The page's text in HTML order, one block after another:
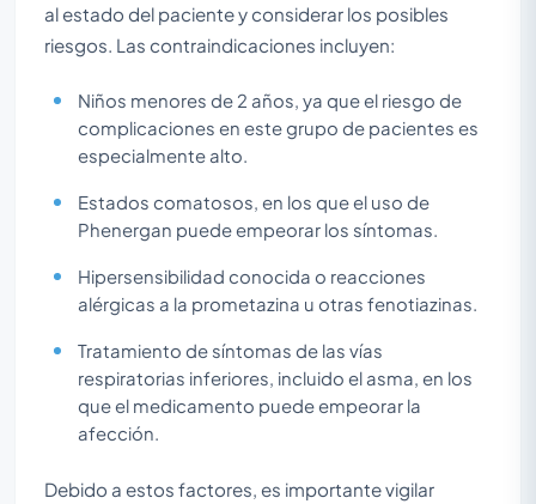
al estado del paciente y considerar los posibles
riesgos. Las contraindicaciones incluyen:
Niños menores de 2 años, ya que el riesgo de
complicaciones en este grupo de pacientes es
especialmente alto.
Estados comatosos, en los que el uso de
Phenergan puede empeorar los síntomas.
Hipersensibilidad conocida o reacciones
alérgicas a la prometazina u otras fenotiazinas.
Tratamiento de síntomas de las vías
respiratorias inferiores, incluido el asma, en los
que el medicamento puede empeorar la
afección.
Debido a estos factores, es importante vigilar